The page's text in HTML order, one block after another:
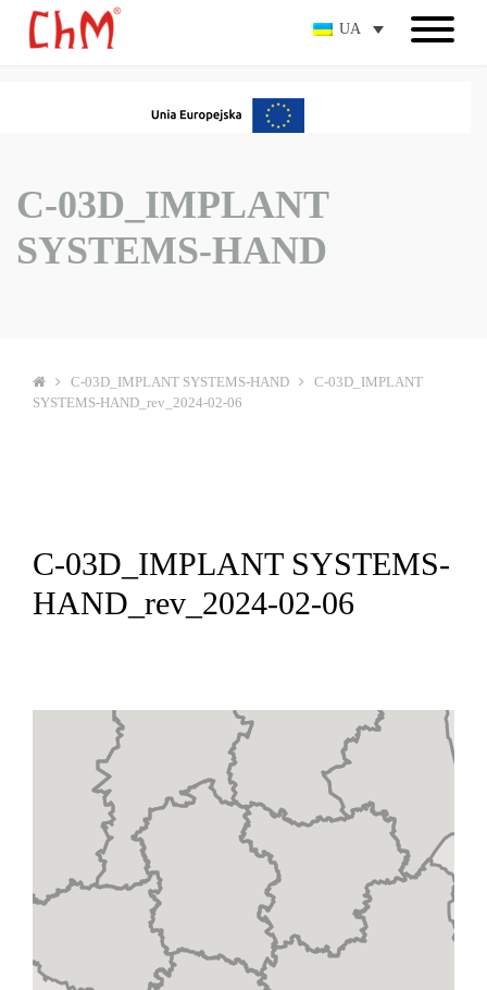
UA
C-03D_IMPLANT
SYSTEMS-HAND
C-03D_IMPLANT SYSTEMS-HAND
C-03D_IMPLANT
SYSTEMS-HAND_rev_2024-02-06
C-03D_IMPLANT SYSTEMS-
HAND_rev_2024-02-06